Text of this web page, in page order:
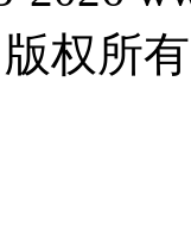
版权所